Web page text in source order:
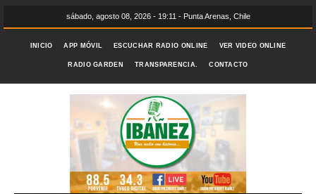
sábado, agosto 08, 2026 - 19:11 - Punta Arenas, Chile
INICIO APP MÓVIL ESCUCHAR RADIO ONLINE VER VIDEO ONLINE
RADIO GARDEN TRANSPARENCIA. CONTACTO